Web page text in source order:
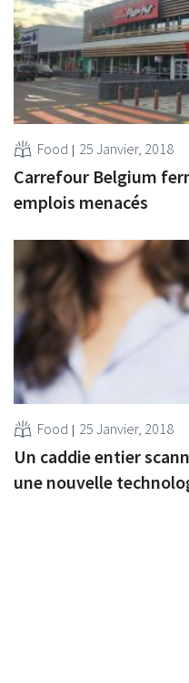
Food 25 Janvier, 2018
Carrefour Belgium
emplois menacés
Food 25 Janvier, 2018
Un caddie entier
une nouvelle